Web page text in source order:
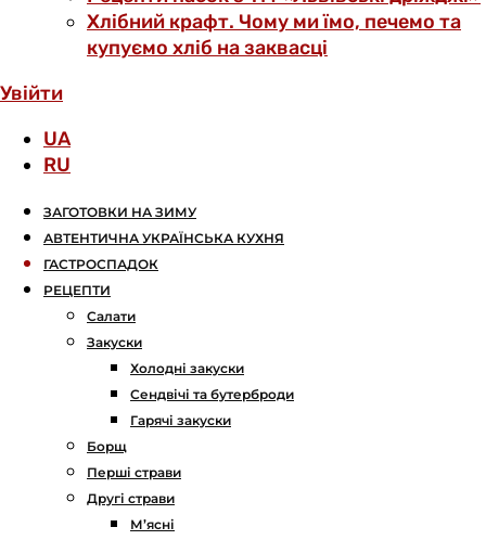
Хлібний крафт. Чому ми їмо, печемо та
купуємо хліб на заквасці
Увійти
UA
RU
ЗАГОТОВКИ НА ЗИМУ
АВТЕНТИЧНА УКРАЇНСЬКА КУХНЯ
ГАСТРОСПАДОК
РЕЦЕПТИ
Салати
Закуски
Холодні закуски
Сендвічі та бутерброди
Гарячі закуски
Борщ
Перші страви
Другі страви
М’ясні